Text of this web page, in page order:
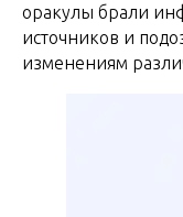
оракулы брали
источников и
изменениям